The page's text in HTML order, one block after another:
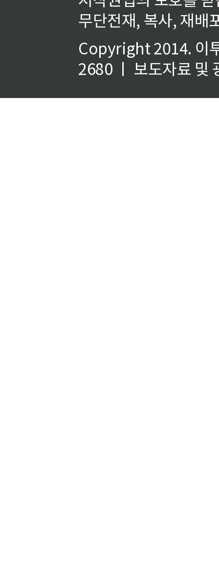
무단전재, 복사, 재배
Copyright 2014. 이
2680 ㅣ 보도자료